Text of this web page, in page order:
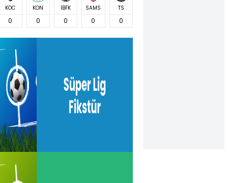
KOC
0
KON
0
İBFK
0
SAMS
0
TS
0